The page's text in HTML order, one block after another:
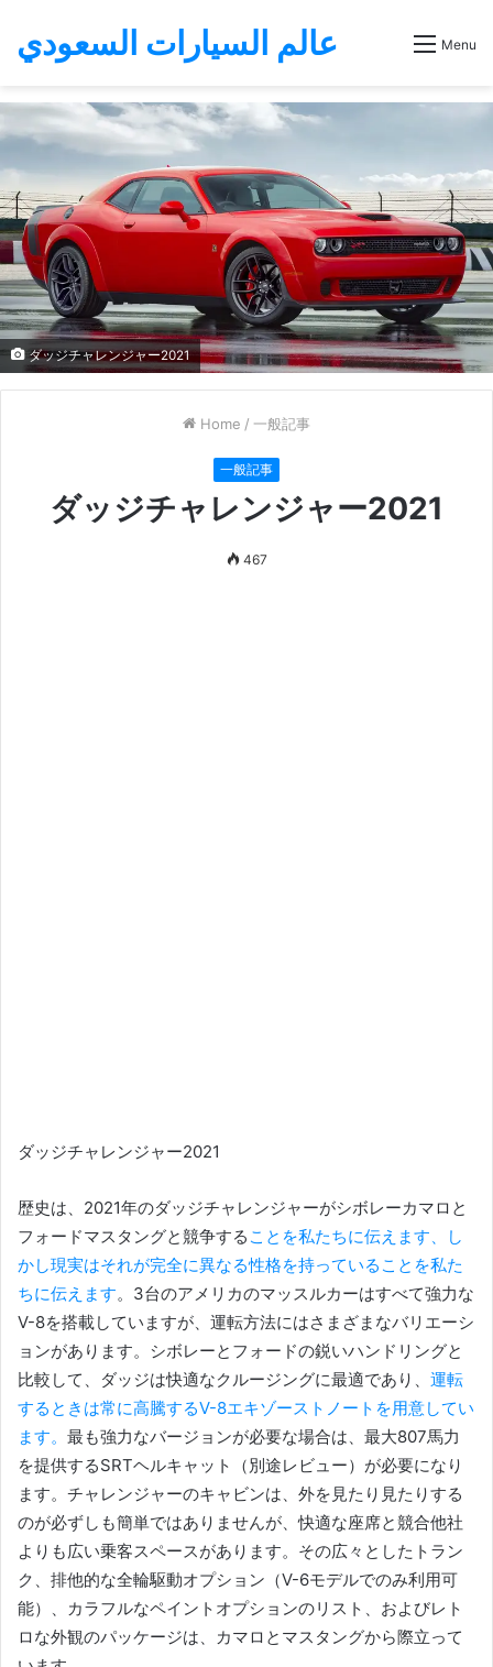
عالم السيارات السعودي Menu
ダッジチャレンジャー2021
Home / 一般記事
一般記事
ダッジチャレンジャー2021
467
ダッジチャレンジャー2021
歴史は、2021年のダッジチャレンジャーがシボレーカマロと
フォードマスタングと競争する ことを私たちに伝えます、し
かし現実はそれが完全に異なる性格を持っていることを私た
ちに伝えます。 3台のアメリカのマッスルカーはすべて強力な
V-8を搭載していますが、運転方法にはさまざまなバリエーシ
ョンがあります。 シボレーとフォードの鋭いハンドリングと
比較して、ダッジは快適なクルージングに最適であり、 運転
するときは常に高騰するV-8エキゾーストノートを用意してい
ます。 最も強力なバージョンが必要な場合は、最大807馬力
を提供するSRTヘルキャット（別途レビュー）が必要になり
ます。 チャレンジャーのキャビンは、外を見たり見たりする
のが必ずしも簡単ではありませんが、快適な座席と競合他社
よりも広い乗客スペースがあります。 その広々としたトラン
ク、排他的な全輪駆動オプション（V-6モデルでのみ利用可
能）、カラフルなペイントオプションのリスト、およびレト
ロな外観のパッケージは、カマロとマスタングから際立って